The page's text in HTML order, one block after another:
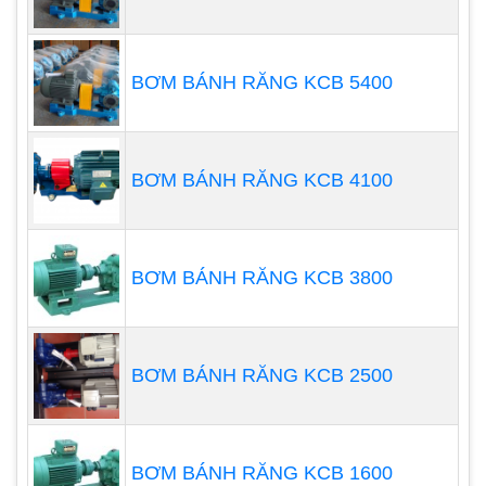
Lợi ích của những chiếc máy
bơm định lượng:
Ít hao mòn
Ít bảo trì
Chi phí phụ tùng ít hơn
Chi phí sở hữu thấp hơn cho tuổi thọ của máy
bơm
Phạm vi sử dụng của máy bơm
hóa chất định lượng
BƠM BÁNH RĂNG KCB 5400
BƠM BÁNH RĂNG KCB 4100
BƠM BÁNH RĂNG KCB 3800
BƠM BÁNH RĂNG KCB 2500
BƠM BÁNH RĂNG KCB 1600